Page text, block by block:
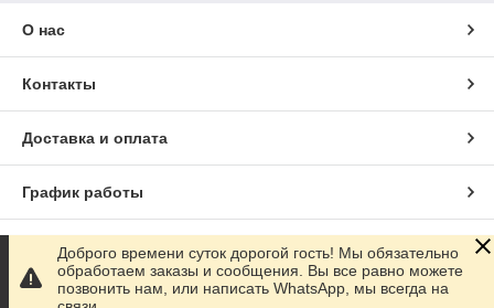
О нас
Контакты
Доставка и оплата
График работы
Полная версия сайта
Сайт создан на маркетплейсе
Доброго времени суток дорогой гость! Мы обязательно
обработаем заказы и сообщения. Вы все равно можете
позвонить нам, или написать WhatsApp, мы всегда на